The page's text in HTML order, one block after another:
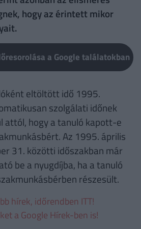
hogy az érintett mikor
a Google találatokban
eltöltött idő 1995.
szolgálati időnek
attól, hogy a tanuló kapott-e
Az 1995. április
31. közötti időszakban már
be a nyugdíjba, ha a tanuló
részesült.
hírek, időrendben ITT!
a Google Hírek-ben is!